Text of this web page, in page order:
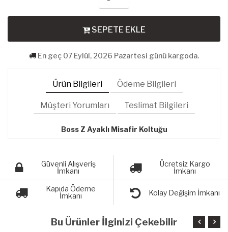
SEPETE EKLE
En geç 07 Eylül, 2026 Pazartesi günü kargoda.
Ürün Bilgileri Ödeme Bilgileri
Müşteri Yorumları Teslimat Bilgileri
Boss Z Ayaklı Misafir Koltuğu
Güvenli Alışveriş
İmkanı
Ücretsiz Kargo
İmkanı
Kapıda Ödeme
İmkanı
Kolay Değişim İmkanı
Bu Ürünler İlginizi Çekebilir